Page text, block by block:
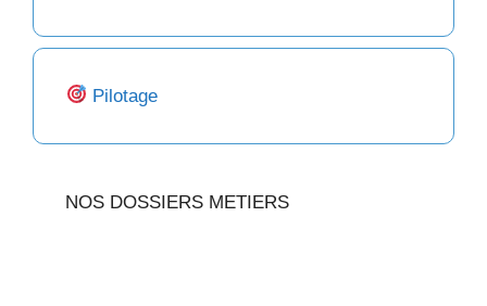
Pilotage
NOS DOSSIERS METIERS